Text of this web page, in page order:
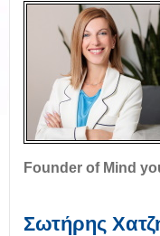
Founder of Mind
Σωτήρης